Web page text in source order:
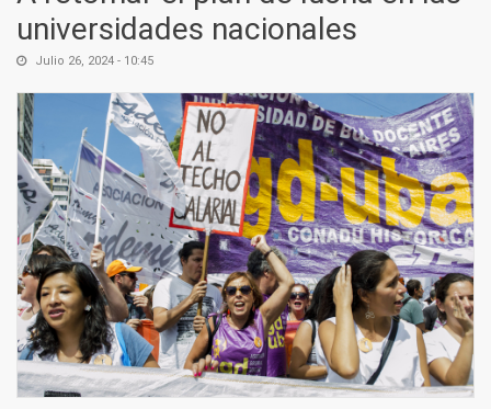
universidades nacionales
Julio 26, 2024 - 10:45